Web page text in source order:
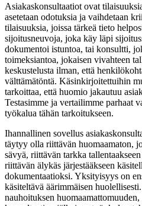
Asiakaskonsultaatiot ovat
asetetaan odotuksia ja vaihdetaan
tilaisuuksia, joissa tärkeä tieto
sijoitusneuvoja, joka käy läpi
dokumentoi istuntoa, tai konsultti,
toimeksiantoa, jokaisen vivahteen
keskustelusta ilman, että
välttämätöntä. Käsinkirjoitettuihin
tarkoittaa, että huomio jakautuu
Testasimme ja vertailimme parhaat
työkalua tähän tarkoitukseen.
Ihannallinen sovellus
täytyy olla riittävän huomaamaton,
sävyä, riittävän tarkka
riittävän älykäs järjestääkseen
dokumentaatioksi. Yksityisyys on
käsiteltävä äärimmäisen
nauhoituksen